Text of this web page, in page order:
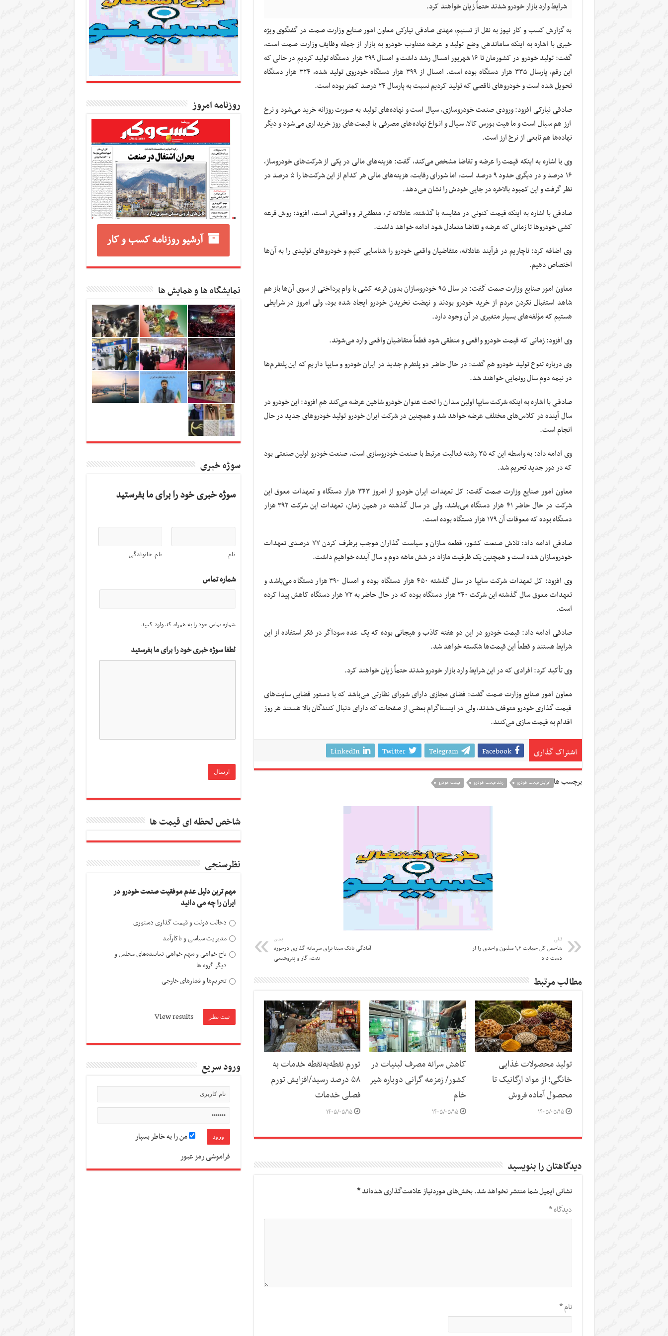
شرایط وارد بازار خودرو شدند حتماً زیان خواهند کرد.
به گزارش کسب و کار نیوز به نقل از تسنیم، مهدی صادقی نیارکی معاون امور صنایع وزارت صمت در گفتگوی ویژه
خبری با اشاره به اینکه ساماندهی وضع تولید و عرضه متناوب خودرو به بازار از جمله وظایف وزارت صمت است،
گفت: تولید خودرو در کشورمان تا ۱۶ شهریور امسال رشد داشت و امسال ۳۹۹ هزار دستگاه تولید کردیم در حالی که
این رقم، پارسال ۳۳۵ هزار دستگاه بوده است. امسال از ۳۹۹ هزار دستگاه خودروی تولید شده، ۳۲۴ هزار دستگاه
تحویل شده است و خودرو‌های ناقصی که تولید کردیم نسبت به پارسال ۲۴ درصد کمتر بوده است.
صادقی نیارکی افزود: ورودی صنعت خودروسازی، سیال است و نهاده‌های تولید به صورت روزانه خرید می‌شود و نرخ
ارز هم سیال است و ماهیت بورس کالا، سیال و انواع نهاده‌های مصرفی با قیمت‌های روز خریداری می‌شود و دیگر
نهاده‌ها هم تابعی از نرخ ارز است.
وی با اشاره به اینکه قیمت را عرضه و تقاضا مشخص می‌کند، گفت: هزینه‌های مالی در یکی از شرکت‌های خودروساز,
۱۶ درصد و در دیگری حدود ۹ درصد است، اما شورای رقابت، هزینه‌های مالی هر کدام از این شرکت‌ها را ۵ درصد در
نظر گرفت و این کمبود بالاخره در جایی خودش را نشان می‌دهد.
صادقی با اشاره به اینکه قیمت کنونی در مقایسه با گذشته، عادلانه تر، منطقی‌تر و واقعی‌تر است، افزود: روش قرعه
کشی خودرو‌ها تا زمانی که عرضه و تقاضا متعادل شود ادامه خواهد داشت.
وی اضافه کرد: ناچاریم در فرآیند عادلانه، متقاضیان واقعی خودرو را شناسایی کنیم و خودرو‌های تولیدی را به آن‌ها
اختصاص دهیم.
معاون امور صنایع وزارت صمت گفت: در سال ۹۵ خودروسازان بدون قرعه کشی با وام پرداختی از سوی آن‌ها باز هم
شاهد استقبال نکردن مردم از خرید خودرو بودند و نهضت نخریدن خودرو ایجاد شده بود، ولی امروز در شرایطی
هستیم که مؤلفه‌های بسیار متغیری در آن وجود دارد.
وی افزود: زمانی که قیمت خودرو واقعی و منطقی شود قطعاً متقاضیان واقعی وارد می‌شوند.
وی درباره تنوع تولید خودرو هم گفت: در حال حاضر دو پلتفرم جدید در ایران خودرو و سایپا داریم که این پلتفرم‌ها
در نیمه دوم سال رونمایی خواهند شد.
صادقی با اشاره به اینکه شرکت سایپا اولین سدان را تحت عنوان خودرو شاهین عرضه می‌کند هم افزود: این خودرو در
سال آینده در کلاس‌های مختلف عرضه خواهد شد و همچنین در شرکت ایران خودرو تولید خودرو‌های جدید در حال
انجام است.
وی ادامه داد: به واسطه این که ۳۵ رشته فعالیت مرتبط با صنعت خودروسازی است، صنعت خودرو اولین صنعتی بود
که در دور جدید تحریم شد.
معاون امور صنایع وزارت صمت گفت: کل تعهدات ایران خودرو از امروز ۳۴۳ هزار دستگاه و تعهدات معوق این
شرکت در حال حاضر ۴۱ هزار دستگاه می‌باشد، ولی در سال گذشته در همین زمان، تعهدات این شرکت ۳۹۲ هزار
دستگاه بوده که معوقات آن ۱۷۹ هزار دستگاه بوده است.
صادقی ادامه داد: تلاش صنعت کشور، قطعه سازان و سیاست گذاران موجب برطرف کردن ۷۷ درصدی تعهدات
خودروسازان شده است و همچنین یک ظرفیت مازاد در شش ماهه دوم و سال آینده خواهیم داشت.
وی افزود: کل تعهدات شرکت سایپا در سال گذشته ۴۵۰ هزار دستگاه بوده و امسال ۳۹۰ هزار دستگاه می‌باشد و
تعهدات معوق سال گذشته این شرکت ۲۴۰ هزار دستگاه بوده که در حال حاضر به ۷۲ هزار دستگاه کاهش پیدا کرده
است.
صادقی ادامه داد: قیمت خودرو در این دو هفته کاذب و هیجانی بوده که یک عده سوداگر در فکر استفاده از این
شرایط هستند و قطعاً این قیمت‌ها شکسته خواهد شد.
وی تأکید کرد: افرادی که در این شرایط وارد بازار خودرو شدند حتماً زیان خواهند کرد.
معاون امور صنایع وزارت صمت گفت: فضای مجازی دارای شورای نظارتی می‌باشد که با دستور قضایی سایت‌های
قیمت گذاری خودرو متوقف شدند، ولی در اینستاگرام بعضی از صفحات که دارای دنبال کنندگان بالا هستند هر روز
اقدام به قیمت سازی می‌کنند.
اشتراک گذاری Facebook
Telegram
Twitter
LinkedIn
برچسب ها افزایش قیمت خودرو رشد قیمت خودرو قیمت خودرو
قبلی
شاخص کل حمایت ۱٫۶ میلیون واحدی را از
دست داد
بعدی
آمادگی بانک سینا برای سرمایه گذاری درحوزه
نفت، گاز و پتروشیمی
مطالب مرتبط
تولید محصولات غذایی
خانگی؛ از مواد ارگانیک تا
محصول آماده فروش
۱۴۰۵/۰۵/۱۵
کاهش سرانه مصرف لبنیات در
کشور/ زمزمه گرانی دوباره شیر
خام
۱۴۰۵/۰۵/۱۵
تورم نقطه‌به‌نقطه خدمات به
۵۸ درصد رسید/افزایش تورم
فصلی خدمات
۱۴۰۵/۰۵/۱۵
دیدگاهتان را بنویسید
نشانی ایمیل شما منتشر نخواهد شد.بخش‌های موردنیاز علامت‌گذاری شده‌اند*
دیدگاه*
نام*
روزنامه امروز
آرشیو روزنامه کسب و کار
نمایشگاه ها و همایش ها
سوژه خبری
سوژه خبری خود را برای ما بفرستید
نام نام خانوادگی
شماره تماس
شماره تماس خود را به همراه کد وارد کنید
لطفا سوژه خبری خود را برای ما بفرستید
شاخص لحظه ای قیمت ها
نظرسنجی
مهم ترین دلیل عدم موفقیت صنعت خودرو در
ایران را چه می دانید
دخالت دولت و قیمت گذاری دستوری
مدیریت سیاسی و ناکارآمد
باج خواهی و سهم خواهی نماینده‌های مجلس و
دیگر گروه ها
تحریم‌ها و فشارهای خارجی
View results
ورود سریع
من را به خاطر بسپار
فراموشی رمز عبور